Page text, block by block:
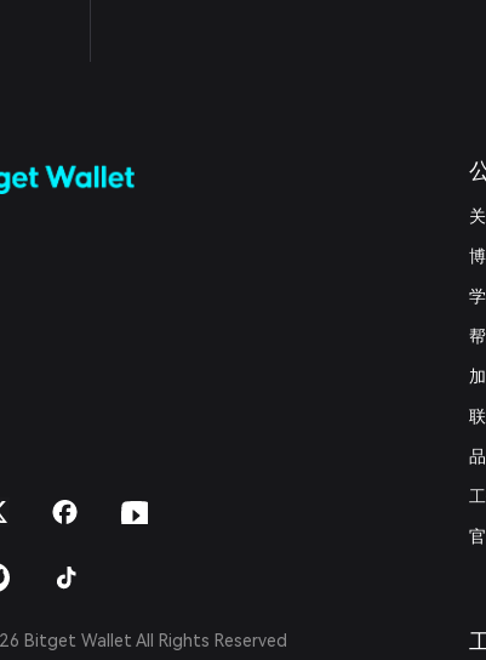
Bitget Wallet All Rights Reserved